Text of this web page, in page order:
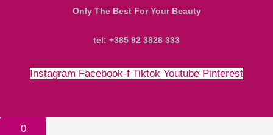
Only The Best For Your Beauty
tel: +385 92 3828 333
Instagram Facebook-f Tiktok Youtube Pinterest
0